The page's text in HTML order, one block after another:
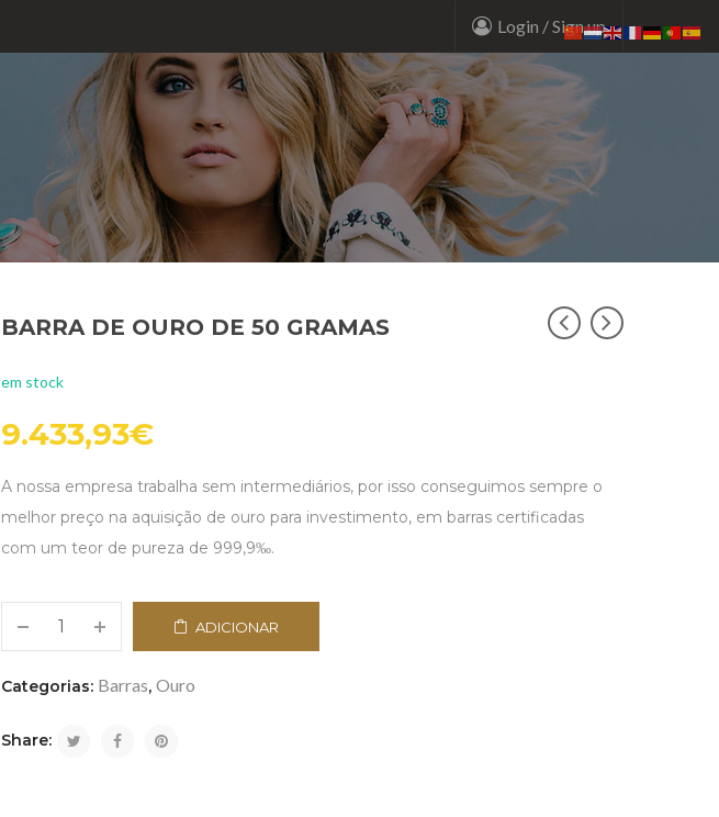
Login /Sign up
BARRA DE OURO DE 50 GRAMAS
em stock
9.433,93€
A nossa empresa trabalha sem intermediários, por isso conseguimos sempre o
melhor preço na aquisição de ouro para investimento, em barras certificadas
com um teor de pureza de 999,9‰.
ADICIONAR
Categorias: Barras,Ouro
Share: